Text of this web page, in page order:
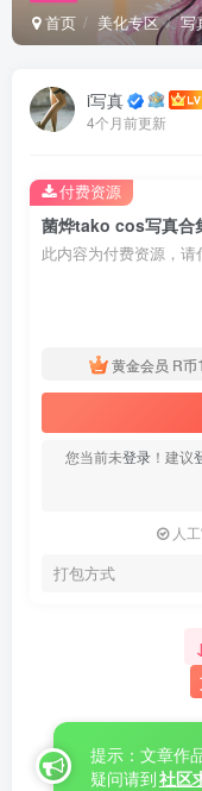
首页 美化专区 写
i写真
4个月前更新
菌烨tako cos写真合
此内容为付费资源，请
黄金会员 R币
您当前未登录 ！建议
人
打包方式
付费资源
提示：文章作
疑问请到社区